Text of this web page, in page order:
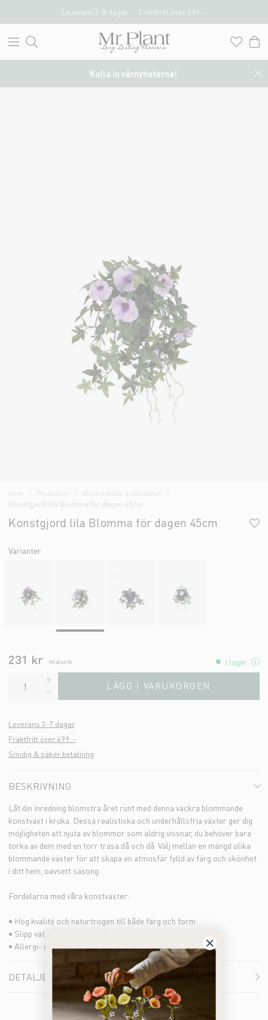
Leverans 3-8 dagar Fraktfritt över 499 :-
Kolla in vårnyheterna!
Hem Produkter
Blommande krukväxter
Konstgjord lila Blomma för dagen 45cm
Konstgjord lila Blomma för dagen 45cm
Varianter
231 kr Historik I lager
LÄGG I VARUKORGEN
Leverans 3-7 dagar
Fraktfritt över 499 :-
Smidig & säker betalning
BESKRIVNING
Låt din inredning blomstra året runt med denna vackra blommande
konstväxt i kruka. Dessa realistiska och underhållsfria växter ger dig
möjligheten att njuta av blommor som aldrig vissnar, du behöver bara
torka av dem med en torr trasa då och då. Välj mellan en mängd olika
blommande växter för att skapa en atmosfär fylld av färg och skönhet
i ditt hem, oavsett säsong.
Fördelarna med våra konstväxter:
• Hög kvalité och naturtrogen till både färg och form
• Slipp vattning och underhåll
• Allergi- och doftfria alternativ
DETALJER